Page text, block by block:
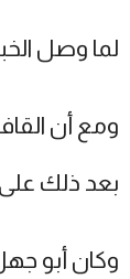
لما وصل
ومع أن
بعد ذلك على
وكان أبو